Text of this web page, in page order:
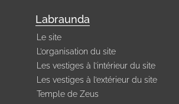
Labraunda
Le site
L’organisation du site
Les vestiges à l’intérieur du site
Les vestiges à l’extérieur du site
Temple de Zeus